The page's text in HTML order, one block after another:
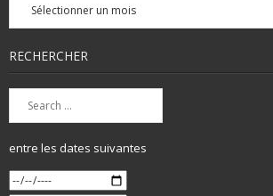
mensuelles
RECHERCHER
entre les dates suivantes